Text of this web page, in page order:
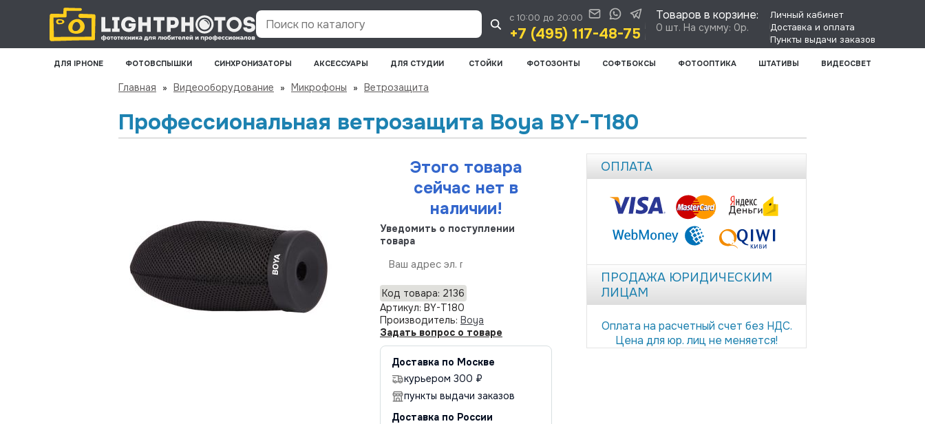
Поиск по каталогу
Личный кабинет
Доставка и оплата
Пункты выдачи заказов
Товаров в корзине:
0 шт. На сумму: 0р.
с 10:00 до 20:00
+7 (495) 117-48-75
ДЛЯ IPHONE ФОТОВСПЫШКИ СИНХРОНИЗАТОРЫ АКСЕССУАРЫ ДЛЯ СТУДИИ СТОЙКИ ФОТОЗОНТЫ СОФТБОКСЫ ФОТООПТИКА ШТАТИВЫ ВИДЕОСВЕТ
Главная » Видеооборудование » Микрофоны » Ветрозащита
Профессиональная ветрозащита Boya BY-T180
ОПЛАТА
ПРОДАЖА ЮРИДИЧЕСКИМ
ЛИЦАМ
Оплата на расчетный счет без НДС.
Цена для юр. лиц не меняется!
Этого товара
сейчас нет в
наличии!
Уведомить о поступлении
товара
Код товара: 2136
Артикул: BY-T180
Производитель: Boya
Задать вопрос о товаре
Доставка по Москве
курьером 300 ₽
пункты выдачи заказов
Доставка по России